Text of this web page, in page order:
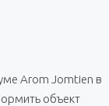
Arom Jomtien в
объект